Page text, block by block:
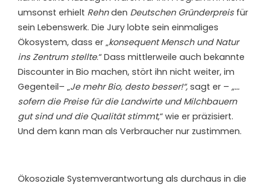
umsonst erhielt Rehnden Deutschen Gründerpreis für
sein Lebenswerk. Die Jury lobte sein einmaliges
Ökosystem, dass er „konsequent Mensch und Natur
ins Zentrum stellte.“ Dass mittlerweile auch bekannte
Discounter in Bio machen, stört ihn nicht weiter, im
Gegenteil– „Je mehr Bio, desto besser!“, sagt er – „…
sofern die Preise für die Landwirte und Milchbauern
gut sind und die Qualität stimmt,“ wie er präzisiert.
Und dem kann man als Verbraucher nur zustimmen.
Ökosoziale Systemverantwortung als durchaus in die